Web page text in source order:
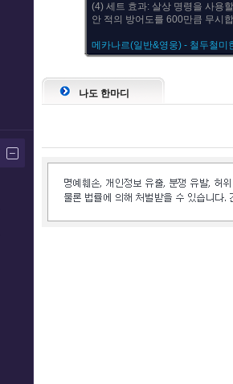
(4) 세트 효과: 살상 명령을 사용
안 적의 방어도를 600만큼 무시
메카나르(일반&영웅) - 철두철미
나도 한마디